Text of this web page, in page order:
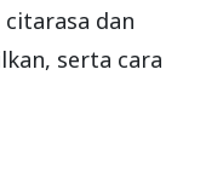
dan
serta cara